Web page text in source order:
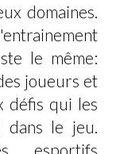
domaines.
le même:
joueurs et
défis qui les
le jeu.
esportifs